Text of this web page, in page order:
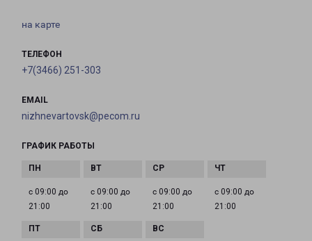
на карте
ТЕЛЕФОН
+7(3466) 251-303
EMAIL
nizhnevartovsk@pecom.ru
ГРАФИК РАБОТЫ
с 09:00 до
21:00
с 09:00 до
21:00
с 09:00 до
21:00
с 09:00 до
21:00